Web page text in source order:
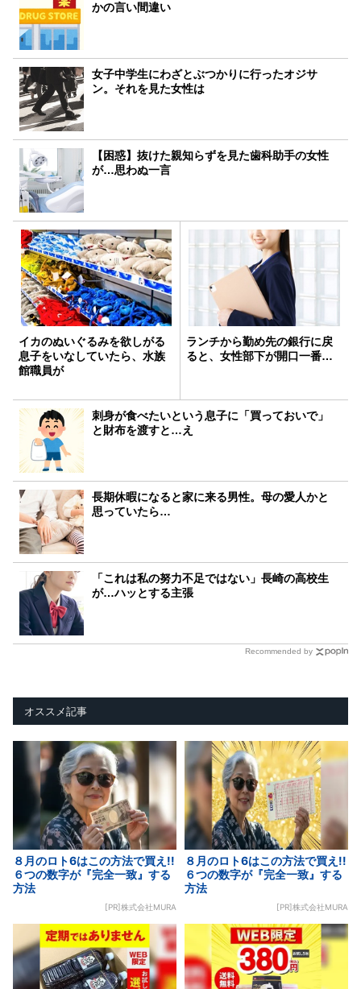
かの言い間違い
女子中学生にわざとぶつかりに行ったオジサ
ン。それを見た女性は
【困惑】抜けた親知らずを見た歯科助手の女性
が…思わぬ一言
イカのぬいぐるみを欲しがる
息子をいなしていたら、水族
館職員が
ランチから勤め先の銀行に戻
ると、女性部下が開口一番…
刺身が食べたいという息子に「買っておいで」
と財布を渡すと…え
長期休暇になると家に来る男性。母の愛人かと
思っていたら…
「これは私の努力不足ではない」長崎の高校生
が…ハッとする主張
Recommended by
オススメ記事
８月のロト6はこの方法で買え!!
６つの数字が『完全一致』する
方法
[PR]株式会社MURA
８月のロト6はこの方法で買え!!
６つの数字が『完全一致』する
方法
[PR]株式会社MURA